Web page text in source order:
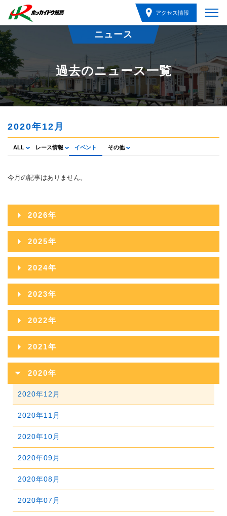
アクセス情報
ニュース
過去のニュース一覧
2020年12月
ALL レース情報 イベント その他
今月の記事はありません。
2026年
2026年08月
2026年07月
2026年06月
2026年05月
2026年04月
2026年03月
2026年02月
2026年01月
2025年
2025年12月
2025年11月
2025年10月
2025年09月
2025年08月
2025年07月
2025年06月
2025年05月
2025年04月
2025年03月
2025年02月
2025年01月
2024年
2024年12月
2024年11月
2024年10月
2024年09月
2024年08月
2024年07月
2024年06月
2024年05月
2024年04月
2024年03月
2024年02月
2023年
2023年12月
2023年11月
2023年10月
2023年09月
2023年08月
2023年07月
2023年06月
2023年05月
2023年04月
2023年03月
2022年
2022年12月
2022年11月
2022年10月
2022年09月
2022年08月
2022年07月
2022年06月
2022年05月
2022年04月
2021年
2021年12月
2020年
2020年12月
2020年11月
2020年10月
2020年09月
2020年08月
2020年07月